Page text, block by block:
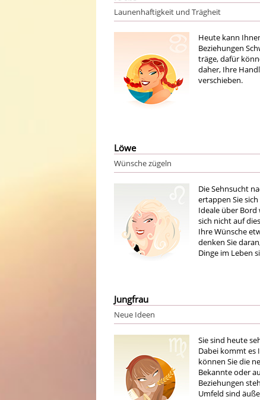
Launenhaftigkeit und Trägheit
Heute kann
Beziehungen
träge, dafür
daher, Ihre
verschieben.
Löwe
Wünsche zügeln
Die Sehnsucht
ertappen Sie
Ideale über Bord
sich nicht auf
Ihre Wünsche
denken Sie
Dinge im Leben
Jungfrau
Neue Ideen
Sie sind heute
Dabei kommt es
können Sie die
Bekannte oder
Beziehungen
Umfeld sind